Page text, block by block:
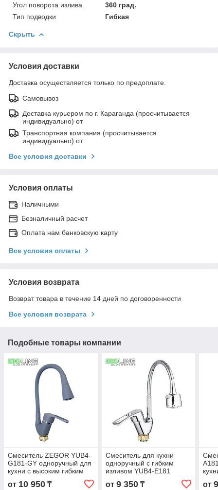
Угол поворота излива
360 град.
Тип подводки
Гибкая
Скрыть
Условия доставки
Доставка осуществляется только по предоплате.
Самовывоз
Доставка курьером по г. Караганда (просчитывается
индивидуально) от
Транспортная компания (просчитывается
индивидуально) от
Все условия доставки
Условия оплаты
Наличными
Безналичный расчет
Оплата нам банковскую карту
Все условия оплаты
Условия возврата
Возврат товара в течение 14 дней по договоренности
Все условия возврата
Подобные товары компании
Смеситель ZEGOR YUB4-
G181-GY одноручный для
кухни с высоким гибким
изливом,гайка ,серый (10)
от 10 950 ₸
Смеситель для кухни
одноручный с гибким
изливом YUB4-E181
от 9 350₸ от